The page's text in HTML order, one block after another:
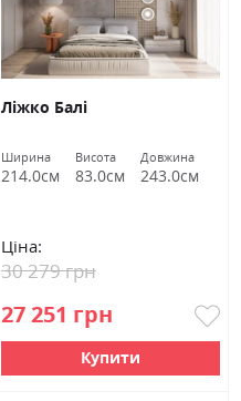
Ліжко Балі
Ширина
214.0см
Висота
83.0см
Довжина
243.0см
Ціна:
27 251 грн
30 279 грн
Купити